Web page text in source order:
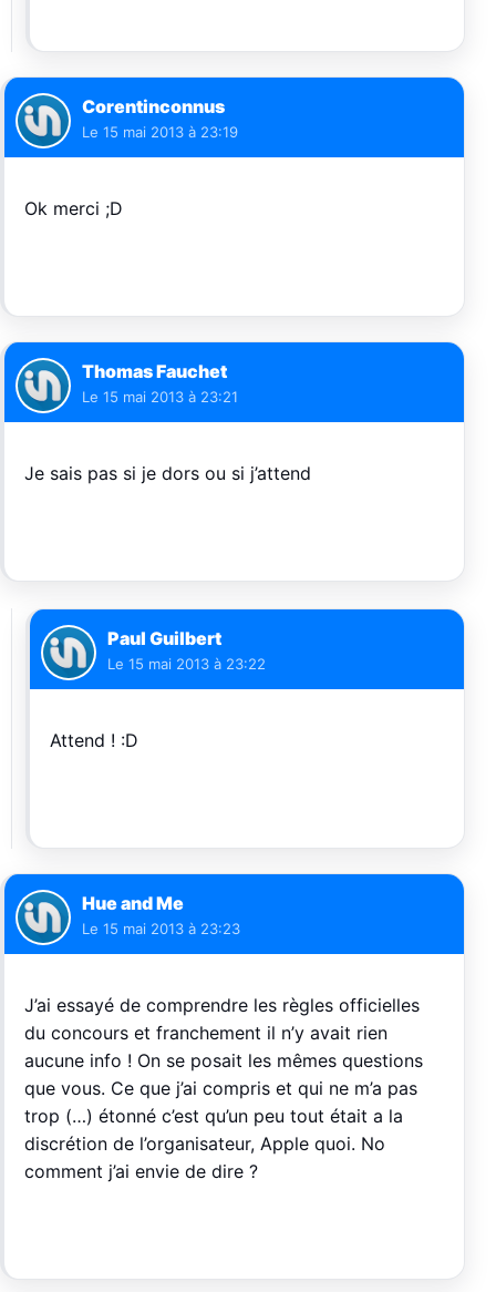
Corentinconnus
Le 15 mai 2013 à 23:19
Ok merci ;D
Thomas Fauchet
Le 15 mai 2013 à 23:21
Je sais pas si je dors ou si j’attend
Paul Guilbert
Le 15 mai 2013 à 23:22
Attend ! :D
Hue and Me
Le 15 mai 2013 à 23:23
J’ai essayé de comprendre les règles officielles
du concours et franchement il n’y avait rien
aucune info ! On se posait les mêmes questions
que vous. Ce que j’ai compris et qui ne m’a pas
trop (…) étonné c’est qu’un peu tout était a la
discrétion de l’organisateur, Apple quoi. No
comment j’ai envie de dire ?